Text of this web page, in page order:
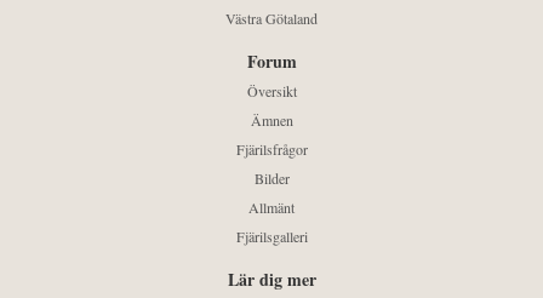
Västra Götaland
Forum
Översikt
Ämnen
Fjärilsfrågor
Bilder
Allmänt
Fjärilsgalleri
Lär dig mer